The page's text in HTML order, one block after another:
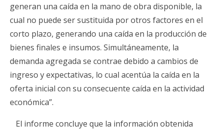
generan una caída en la mano de obra disponible, la
cual no puede ser sustituida por otros factores en el
corto plazo, generando una caída en la producción de
bienes finales e insumos. Simultáneamente, la
demanda agregada se contrae debido a cambios de
ingreso y expectativas, lo cual acentúa la caída en la
oferta inicial con su consecuente caída en la actividad
económica”.
El informe concluye que la información obtenida